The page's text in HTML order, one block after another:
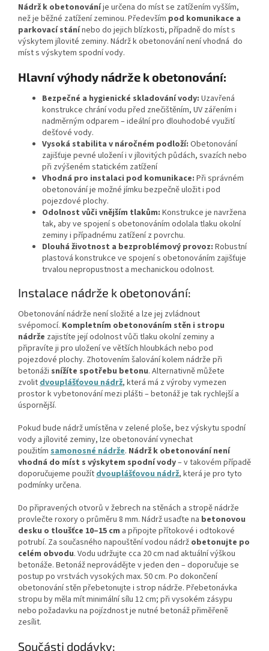
Nádrž k obetonováníje určena do míst se zatížením vyšším,
než je běžné zatížení zeminou. Především pod komunikace a
parkovací stánínebo do jejich blízkosti, případně do míst s
výskytem jílovité zeminy. Nádrž k obetonování není vhodná do
míst s výskytem spodní vody.
Hlavní výhody nádrže k obetonování:
Bezpečné a hygienické skladování vody: Uzavřená
konstrukce chrání vodu před znečištěním, UV zářením i
nadměrným odparem – ideální pro dlouhodobé využití
dešťové vody.
Vysoká stabilita v náročném podloží: Obetonování
zajišťuje pevné uložení i v jílovitých půdách, svazích nebo
při zvýšeném statickém zatížení
Vhodná pro instalaci pod komunikace: Při správném
obetonování je možné jímku bezpečně uložit i pod
pojezdové plochy.
Odolnost vůči vnějším tlakům: Konstrukce je navržena
tak, aby ve spojení s obetonováním odolala tlaku okolní
zeminy i případnému zatížení z povrchu.
Dlouhá životnost a bezproblémový provoz: Robustní
plastová konstrukce ve spojení s obetonováním zajišťuje
trvalou nepropustnost a mechanickou odolnost.
Instalace nádrže k obetonování:
Obetonování nádrže není složité a lze jej zvládnout
svépomocí. Kompletním obetonováním stěn i stropu
nádrže zajistíte její odolnost vůči tlaku okolní zeminy a
připravíte ji pro uložení ve větších hloubkách nebo pod
pojezdové plochy. Zhotovením šalování kolem nádrže při
betonáži snížíte spotřebu betonu. Alternativně můžete
zvolitdvouplášťovou nádrž, která má z výroby vymezen
prostor k vybetonování mezi plášti – betonáž je tak rychlejší a
úspornější.
Pokud bude nádrž umístěna v zelené ploše, bez výskytu spodní
vody a jílovité zeminy, lze obetonování vynechat
použitím samonosné nádrže. Nádrž k obetonování není
vhodná do míst s výskytem spodní vody– v takovém případě
doporučujeme použítdvouplášťovou nádrž, která je pro tyto
podmínky určena.
Do připravených otvorů v žebrech na stěnách a stropě nádrže
provlečte roxory o průměru 8 mm. Nádrž usaďte na betonovou
desku o tloušťce 10–15 cm a připojte přítokové i odtokové
potrubí. Za současného napouštění vodou nádrž obetonujte po
celém obvodu. Vodu udržujte cca 20 cm nad aktuální výškou
betonáže. Betonáž neprovádějte v jeden den – doporučuje se
postup po vrstvách vysokých max. 50 cm. Po dokončení
obetonování stěn přebetonujte i strop nádrže. Přebetonávka
stropu by měla mít minimální sílu 12 cm; při vysokém zásypu
nebo požadavku na pojízdnost je nutné betonáž přiměřeně
zesílit.
Součásti dodávky: